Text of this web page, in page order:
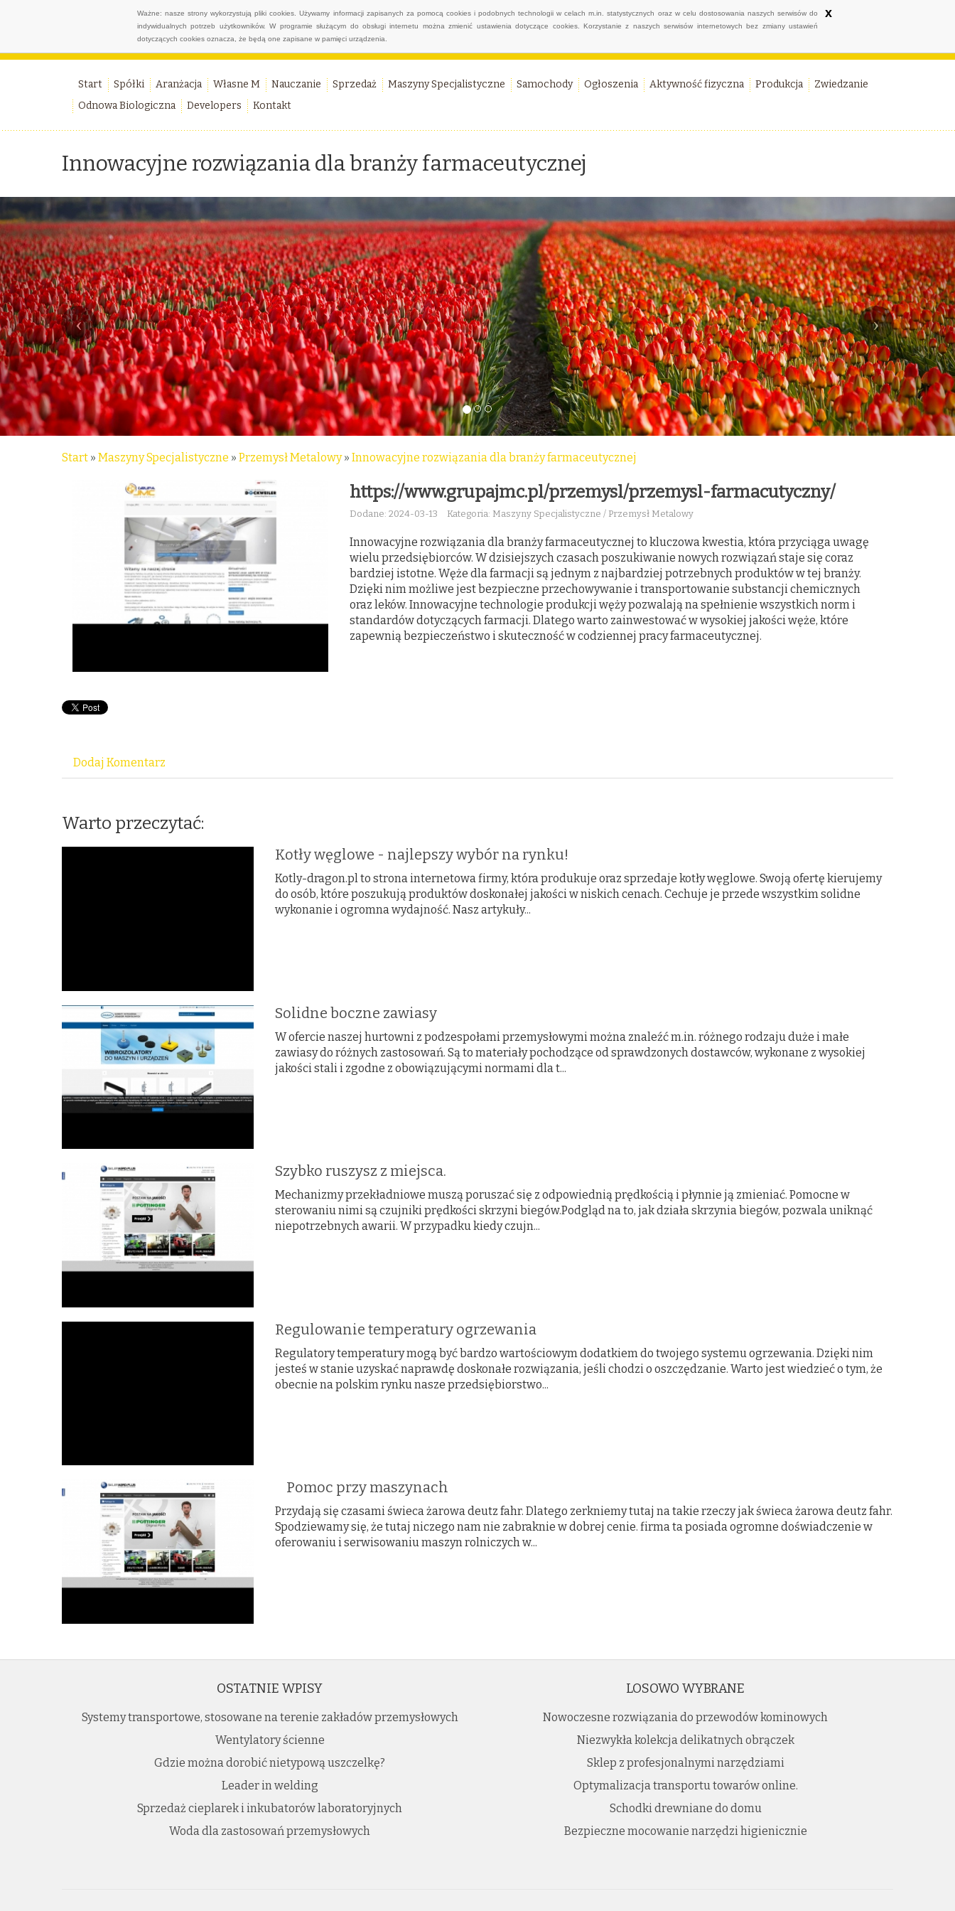
Ważne: nasze strony wykorzystują pliki cookies. Używamy informacji zapisanych za pomocą cookies i podobnych technologii w celach m.in. statystycznych oraz w celu dostosowania naszych serwisów do
indywidualnych potrzeb użytkowników. W programie służącym do obsługi internetu można zmienić ustawienia dotyczące cookies. Korzystanie z naszych serwisów internetowych bez zmiany ustawień
dotyczących cookies oznacza, że będą one zapisane w pamięci urządzenia.
x
Start Spółki Aranżacja Własne M Nauczanie Sprzedaż Maszyny Specjalistyczne Samochody Ogłoszenia Aktywność fizyczna Produkcja
Zwiedzanie
Odnowa Biologiczna
Developers Kontakt
Innowacyjne rozwiązania dla branży farmaceutycznej
Start » Maszyny Specjalistyczne » Przemysł Metalowy» Innowacyjne rozwiązania dla branży farmaceutycznej
https://www.grupajmc.pl/przemysl/przemysl-farmacutyczny/
Dodane: 2024-03-13 Kategoria: Maszyny Specjalistyczne / Przemysł Metalowy
Innowacyjne rozwiązania dla branży farmaceutycznej to kluczowa kwestia, która przyciąga uwagę
wielu przedsiębiorców. W dzisiejszych czasach poszukiwanie nowych rozwiązań staje się coraz
bardziej istotne. Węże dla farmacji są jednym z najbardziej potrzebnych produktów w tej branży.
Dzięki nim możliwe jest bezpieczne przechowywanie i transportowanie substancji chemicznych
oraz leków. Innowacyjne technologie produkcji węży pozwalają na spełnienie wszystkich norm i
standardów dotyczących farmacji. Dlatego warto zainwestować w wysokiej jakości węże, które
zapewnią bezpieczeństwo i skuteczność w codziennej pracy farmaceutycznej.
Dodaj Komentarz
Warto przeczytać:
Kotły węglowe - najlepszy wybór na rynku!
Kotly-dragon.pl to strona internetowa firmy, która produkuje oraz sprzedaje kotły węglowe. Swoją ofertę kierujemy
do osób, które poszukują produktów doskonałej jakości w niskich cenach. Cechuje je przede wszystkim solidne
wykonanie i ogromna wydajność. Nasz artykuły...
Solidne boczne zawiasy
W ofercie naszej hurtowni z podzespołami przemysłowymi można znaleźć m.in. różnego rodzaju duże i małe
zawiasy do różnych zastosowań. Są to materiały pochodzące od sprawdzonych dostawców, wykonane z wysokiej
jakości stali i zgodne z obowiązującymi normami dla t...
Szybko ruszysz z miejsca.
Mechanizmy przekładniowe muszą poruszać się z odpowiednią prędkością i płynnie ją zmieniać. Pomocne w
sterowaniu nimi są czujniki prędkości skrzyni biegów.Podgląd na to, jak działa skrzynia biegów, pozwala uniknąć
niepotrzebnych awarii. W przypadku kiedy czujn...
Regulowanie temperatury ogrzewania
Regulatory temperatury mogą być bardzo wartościowym dodatkiem do twojego systemu ogrzewania. Dzięki nim
jesteś w stanie uzyskać naprawdę doskonałe rozwiązania, jeśli chodzi o oszczędzanie. Warto jest wiedzieć o tym, że
obecnie na polskim rynku nasze przedsiębiorstwo...
Pomoc przy maszynach
Przydają się czasami świeca żarowa deutz fahr. Dlatego zerkniemy tutaj na takie rzeczy jak świeca żarowa deutz fahr.
Spodziewamy się, że tutaj niczego nam nie zabraknie w dobrej cenie. firma ta posiada ogromne doświadczenie w
oferowaniu i serwisowaniu maszyn rolniczych w...
OSTATNIE WPISY
Systemy transportowe, stosowane na terenie zakładów przemysłowych
Wentylatory ścienne
Gdzie można dorobić nietypową uszczelkę?
Leader in welding
Sprzedaż cieplarek i inkubatorów laboratoryjnych
Woda dla zastosowań przemysłowych
LOSOWO WYBRANE
Nowoczesne rozwiązania do przewodów kominowych
Niezwykła kolekcja delikatnych obrączek
Sklep z profesjonalnymi narzędziami
Optymalizacja transportu towarów online.
Schodki drewniane do domu
Bezpieczne mocowanie narzędzi higienicznie